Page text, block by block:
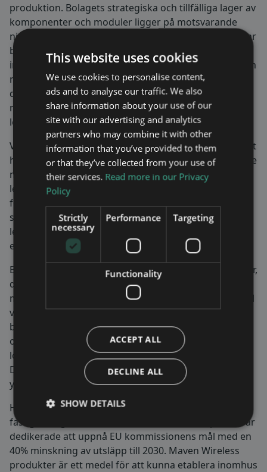
produktion. Bolagets strategiska och tillfälliga lager av
komponenter och moduler ligger på motsvarande
nivå som föregående kvartal om ca 8 MSEK. Vidare har
bolagets utvecklingsavdelning under kvartalet
introducerat nya kretskortsvarianter i produktion som
möjliggör fler alternativa komponentval. Syftet med
detta är att ge fabriken ett enklare och snabbare
materialflöde och därigenom förbättra vår
leveransförmåga.
Vidare konstaterar jag att bruttomarginal för kvartalet
har pressats ner till 28% vilket beror på tillfälligt dyrare
materialinköp samt en ofördelaktig produktmix som
levererats under kvartalet. Bolaget genererar en
förlust för kvartalet vilket också beror på kostnader i
samband med expansionen av bolaget samt
leveransproblem orsakad av brist på IC komponenter
enligt ovan.
Bolagets expansion fortsätter inom befintliga regioner,
därtill görs affärsutveckling på amerikanska
marknaden. Expansionen understöds ytterligare av till
viss del försvagad konkurrens där konkurrerande
bolag uppvisar mycket sämre leveransförmåga samt
oförmåga att erbjuda moderna produkter och
lösningar vilka är fullt ut digitala med stöd för 5G.
Detta sammantaget ger oss möjligheter att erövra
ytterligare projekt.
Hållbarhet är fortsatt viktigt för bland annat
fastighetsägare och vi ser flera länder i Europa som är
dedikerade att uppnå EU kommissionens mål med en
40% minskning av utsläpp till 2030. Maven Wireless
produkter är ett medel för att kunna etablera inomhus
This website uses cookies
We use cookies to personalise content,
ads and to analyse our traffic. We also
share information about your use of our
site with our advertising and analytics
partners who may combine it with other
information that you’ve provided to them
or that they’ve collected from your use of
their services. Read more in our Privacy
Policy
Strictly
necessary
Performance Targeting
Functionality
ACCEPT ALL
DECLINE ALL
SHOW DETAILS